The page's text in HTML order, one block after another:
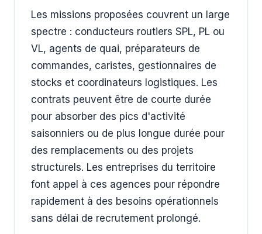
Les missions proposées couvrent un large
spectre : conducteurs routiers SPL, PL ou
VL, agents de quai, préparateurs de
commandes, caristes, gestionnaires de
stocks et coordinateurs logistiques. Les
contrats peuvent être de courte durée
pour absorber des pics d'activité
saisonniers ou de plus longue durée pour
des remplacements ou des projets
structurels. Les entreprises du territoire
font appel à ces agences pour répondre
rapidement à des besoins opérationnels
sans délai de recrutement prolongé.